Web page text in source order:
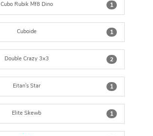
1
Cubo Rubik Mf8 Dino
1
Cuboide
2
Double Crazy 3x3
1
Eitan's Star
1
Elite Skewb